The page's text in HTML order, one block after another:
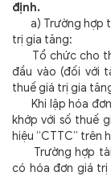
định.
a) Trường hợp
trị gia tăng:
Tổ chức cho
đầu vào (đối với
thuế giá trị gia
Khi lập hóa
khớp với số thuế
hiệu “CTTC” trên
Trường hợp tài
có hóa đơn giá